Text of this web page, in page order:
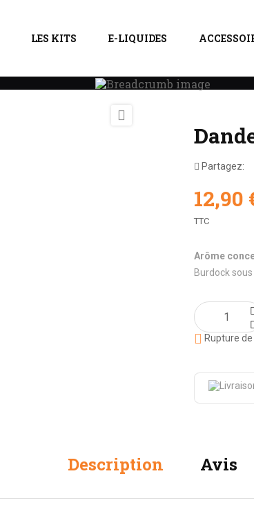
LES KITS E-LIQUIDES

Partagez:
12,90
TTC
Arôme
Burdock
 Rupture
Description Avis